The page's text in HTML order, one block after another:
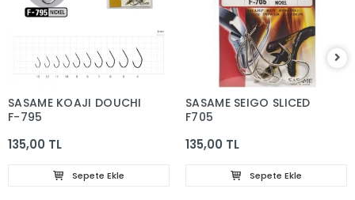
SASAME KOAJI DOUCHI
F-795
135,00 TL
Sepete Ekle
SASAME SEIGO SLICED
F705
135,00 TL
Sepete Ekle